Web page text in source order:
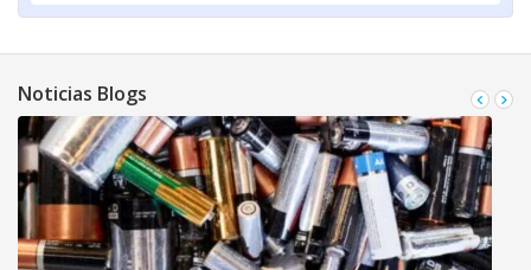
Noticias Blogs